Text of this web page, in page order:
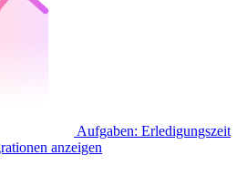
Aufgaben: Erledigungszeit
anzeigen